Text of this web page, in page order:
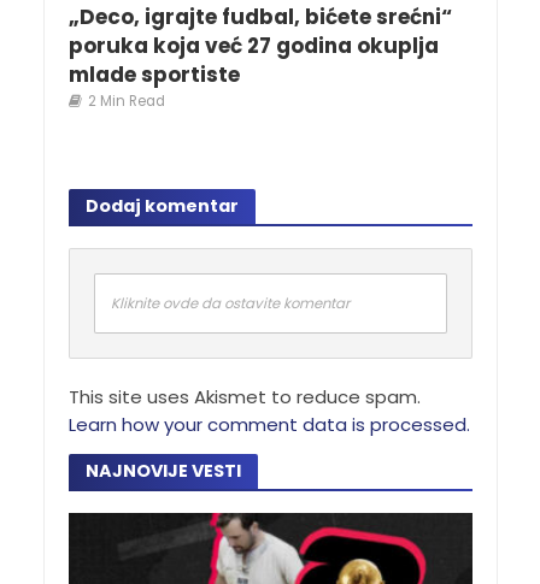
„Deco, igrajte fudbal, bićete srećni“
poruka koja već 27 godina okuplja
mlade sportiste
2 Min Read
Dodaj komentar
Kliknite ovde da ostavite komentar
This site uses Akismet to reduce spam.
Learn how your comment data is processed.
NAJNOVIJE VESTI